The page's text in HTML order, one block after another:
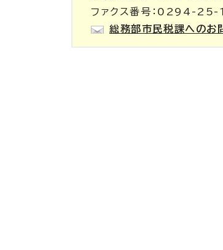
ファクス番号：0294-
総務部市民税課へのお